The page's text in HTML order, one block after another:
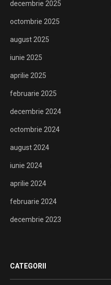
decembrie 2025
octombrie 2025
august 2025
iunie 2025
aprilie 2025
februarie 2025
decembrie 2024
octombrie 2024
august 2024
iunie 2024
aprilie 2024
februarie 2024
decembrie 2023
CATEGORII